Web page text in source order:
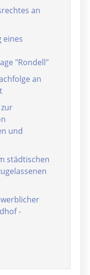
an
eines
"Rondell"
an
und
städtischen
-